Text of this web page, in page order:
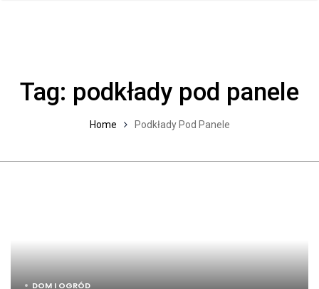
Tag: podkłady pod panele
Home Podkłady Pod Panele
DOM I OGRÓD